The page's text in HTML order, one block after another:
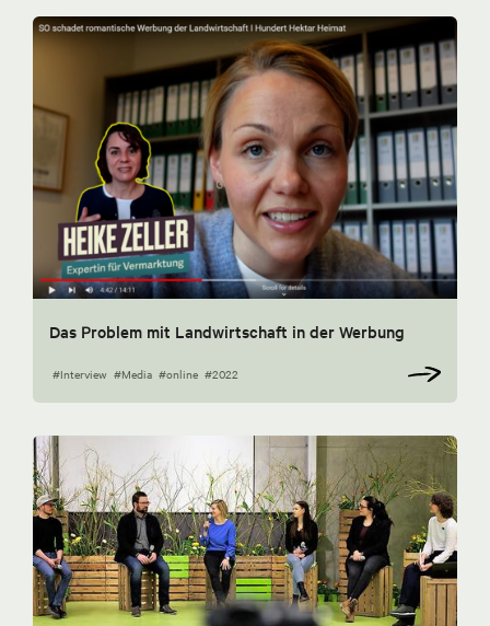
Das Problem mit Landwirtschaft in der Werbung
#Interview #Media #online #2022